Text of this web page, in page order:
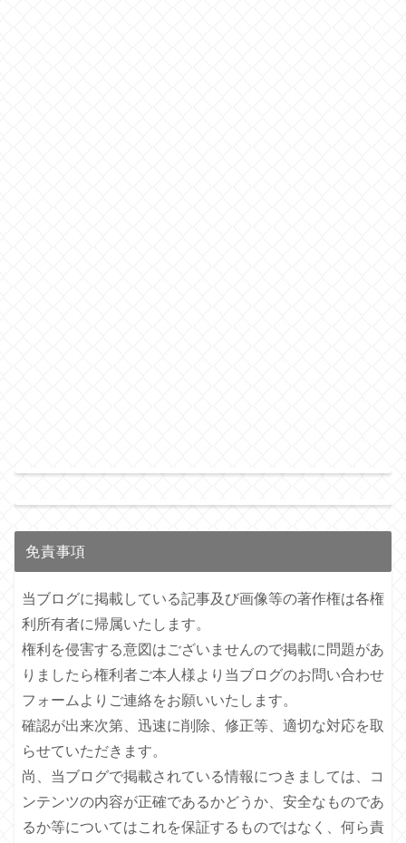
免責事項
当ブログに掲載している記事及び画像等の著作権は各権
利所有者に帰属いたします。
権利を侵害する意図はございませんので掲載に問題があ
りましたら権利者ご本人様より当ブログのお問い合わせ
フォームよりご連絡をお願いいたします。
確認が出来次第、迅速に削除、修正等、適切な対応を取
らせていただきます。
尚、当ブログで掲載されている情報につきましては、コ
ンテンツの内容が正確であるかどうか、安全なものであ
るか等についてはこれを保証するものではなく、何ら責